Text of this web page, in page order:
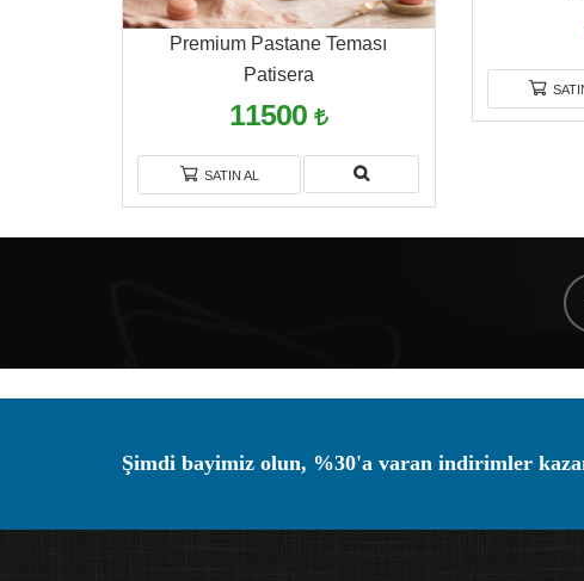
Premium Pastane Teması
Patisera
11500
SATIN AL
Şimdi bayimiz olun, %30'a varan indirimler